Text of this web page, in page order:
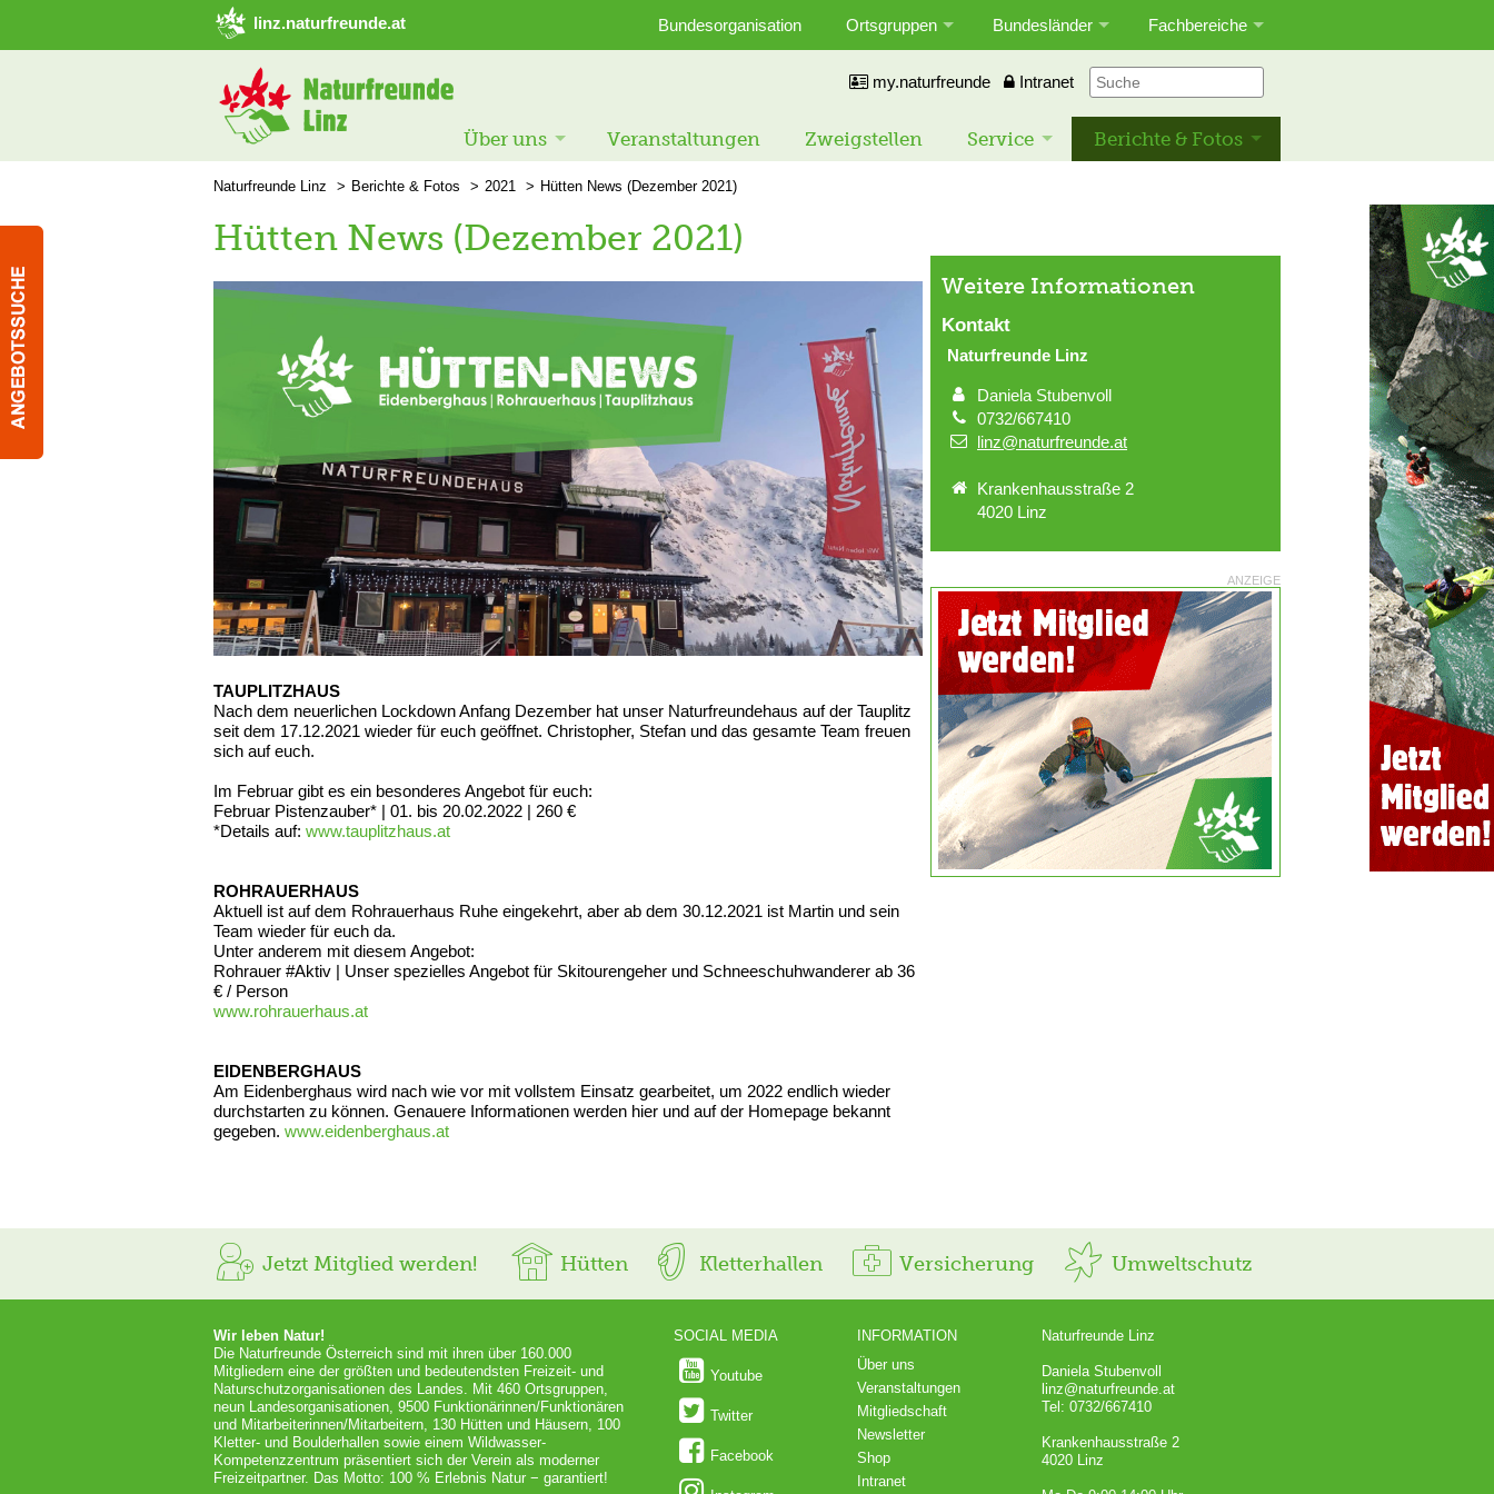
➜ Hauptregion der Seite anspringen
linz.naturfreunde.at Bundesorganisation Ortsgruppen Bundesländer Fachbereiche
my.naturfreunde Intranet
Über uns Veranstaltungen Zweigstellen Service Berichte & Fotos
Naturfreunde Linz Berichte & Fotos 2021 Hütten News (Dezember 2021)
Hütten News (Dezember 2021)
TAUPLITZHAUS
Nach dem neuerlichen Lockdown Anfang Dezember hat unser Naturfreundehaus auf der Tauplitz
seit dem 17.12.2021 wieder für euch geöffnet. Christopher, Stefan und das gesamte Team freuen
sich auf euch.
Im Februar gibt es ein besonderes Angebot für euch:
Februar Pistenzauber* | 01. bis 20.02.2022 | 260 €
*Details auf: www.tauplitzhaus.at
ROHRAUERHAUS
Aktuell ist auf dem Rohrauerhaus Ruhe eingekehrt, aber ab dem 30.12.2021 ist Martin und sein
Team wieder für euch da.
Unter anderem mit diesem Angebot:
Rohrauer #Aktiv | Unser spezielles Angebot für Skitourengeher und Schneeschuhwanderer ab 36
€ / Person
www.rohrauerhaus.at
EIDENBERGHAUS
Am Eidenberghaus wird nach wie vor mit vollstem Einsatz gearbeitet, um 2022 endlich wieder
durchstarten zu können. Genauere Informationen werden hier und auf der Homepage bekannt
gegeben. www.eidenberghaus.at
Weitere Informationen
Kontakt
Naturfreunde Linz
Daniela Stubenvoll
0732/667410
linz@naturfreunde.at
Krankenhausstraße 2
4020 Linz
ANZEIGE
Jetzt Mitglied werden! Hütten Kletterhallen Versicherung Umweltschutz
Wir leben Natur!
Die Naturfreunde Österreich sind mit ihren über 160.000
Mitgliedern eine der größten und bedeutendsten Freizeit- und
Naturschutzorganisationen des Landes. Mit 460 Ortsgruppen,
neun Landesorganisationen, 9500 Funktionärinnen/Funktionären
und Mitarbeiterinnen/Mitarbeitern, 130 Hütten und Häusern, 100
Kletter- und Boulderhallen sowie einem Wildwasser-
Kompetenzzentrum präsentiert sich der Verein als moderner
Freizeitpartner. Das Motto: 100 % Erlebnis Natur − garantiert!
SOCIAL MEDIA
Youtube
Twitter
Facebook
INFORMATION
Über uns
Veranstaltungen
Mitgliedschaft
Newsletter
Shop
Intranet
Naturfreunde Linz
Daniela Stubenvoll
linz@naturfreunde.at
Tel: 0732/667410
Krankenhausstraße 2
4020 Linz